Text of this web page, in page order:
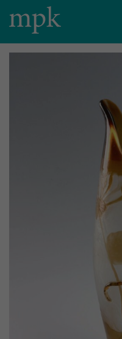
Heute geöffnet
10:00–17:00Uhr
Kuratorinnenführung zum
zum